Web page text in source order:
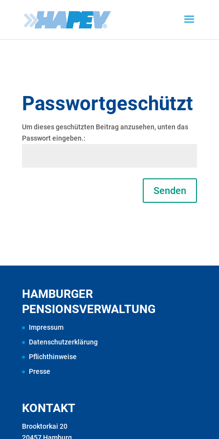
Passwortgeschützt
Um dieses geschützten Beitrag anzusehen, unten das
Passwort eingeben.:
Senden
HAMBURGER
PENSIONSVERWALTUNG
Impressum
Datenschutzerklärung
Pflichthinweise
Presse
KONTAKT
Brooktorkai 20